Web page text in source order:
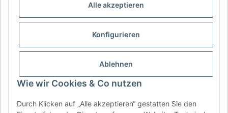
Alle akzeptieren
Konfigurieren
Ablehnen
Wie wir Cookies & Co nutzen
Durch Klicken auf „Alle akzeptieren“ gestatten Sie den
AT CH (DE)
FR IT ES DK PL
USA
SE FI CZ
RO HR